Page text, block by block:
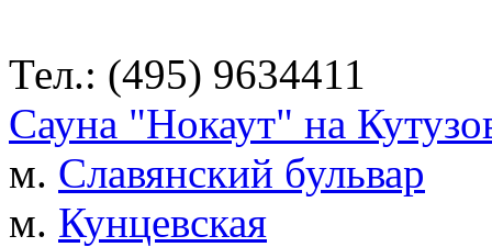
Тел.: (495) 9634411
Сауна "Нокаут" на
м. Славянский бульвар
м. Кунцевская